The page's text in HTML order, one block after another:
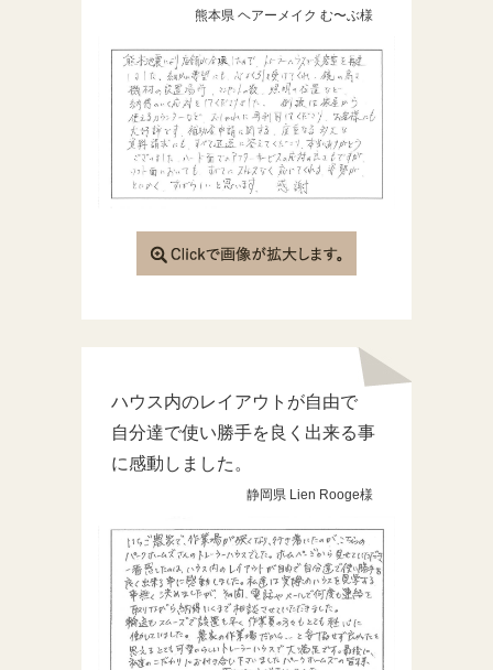
熊本県 ヘアーメイク む〜ぶ様
ハウス内のレイアウトが自由で
自分達で使い勝手を良く出来る事
に感動しました。
静岡県 Lien Rooge様